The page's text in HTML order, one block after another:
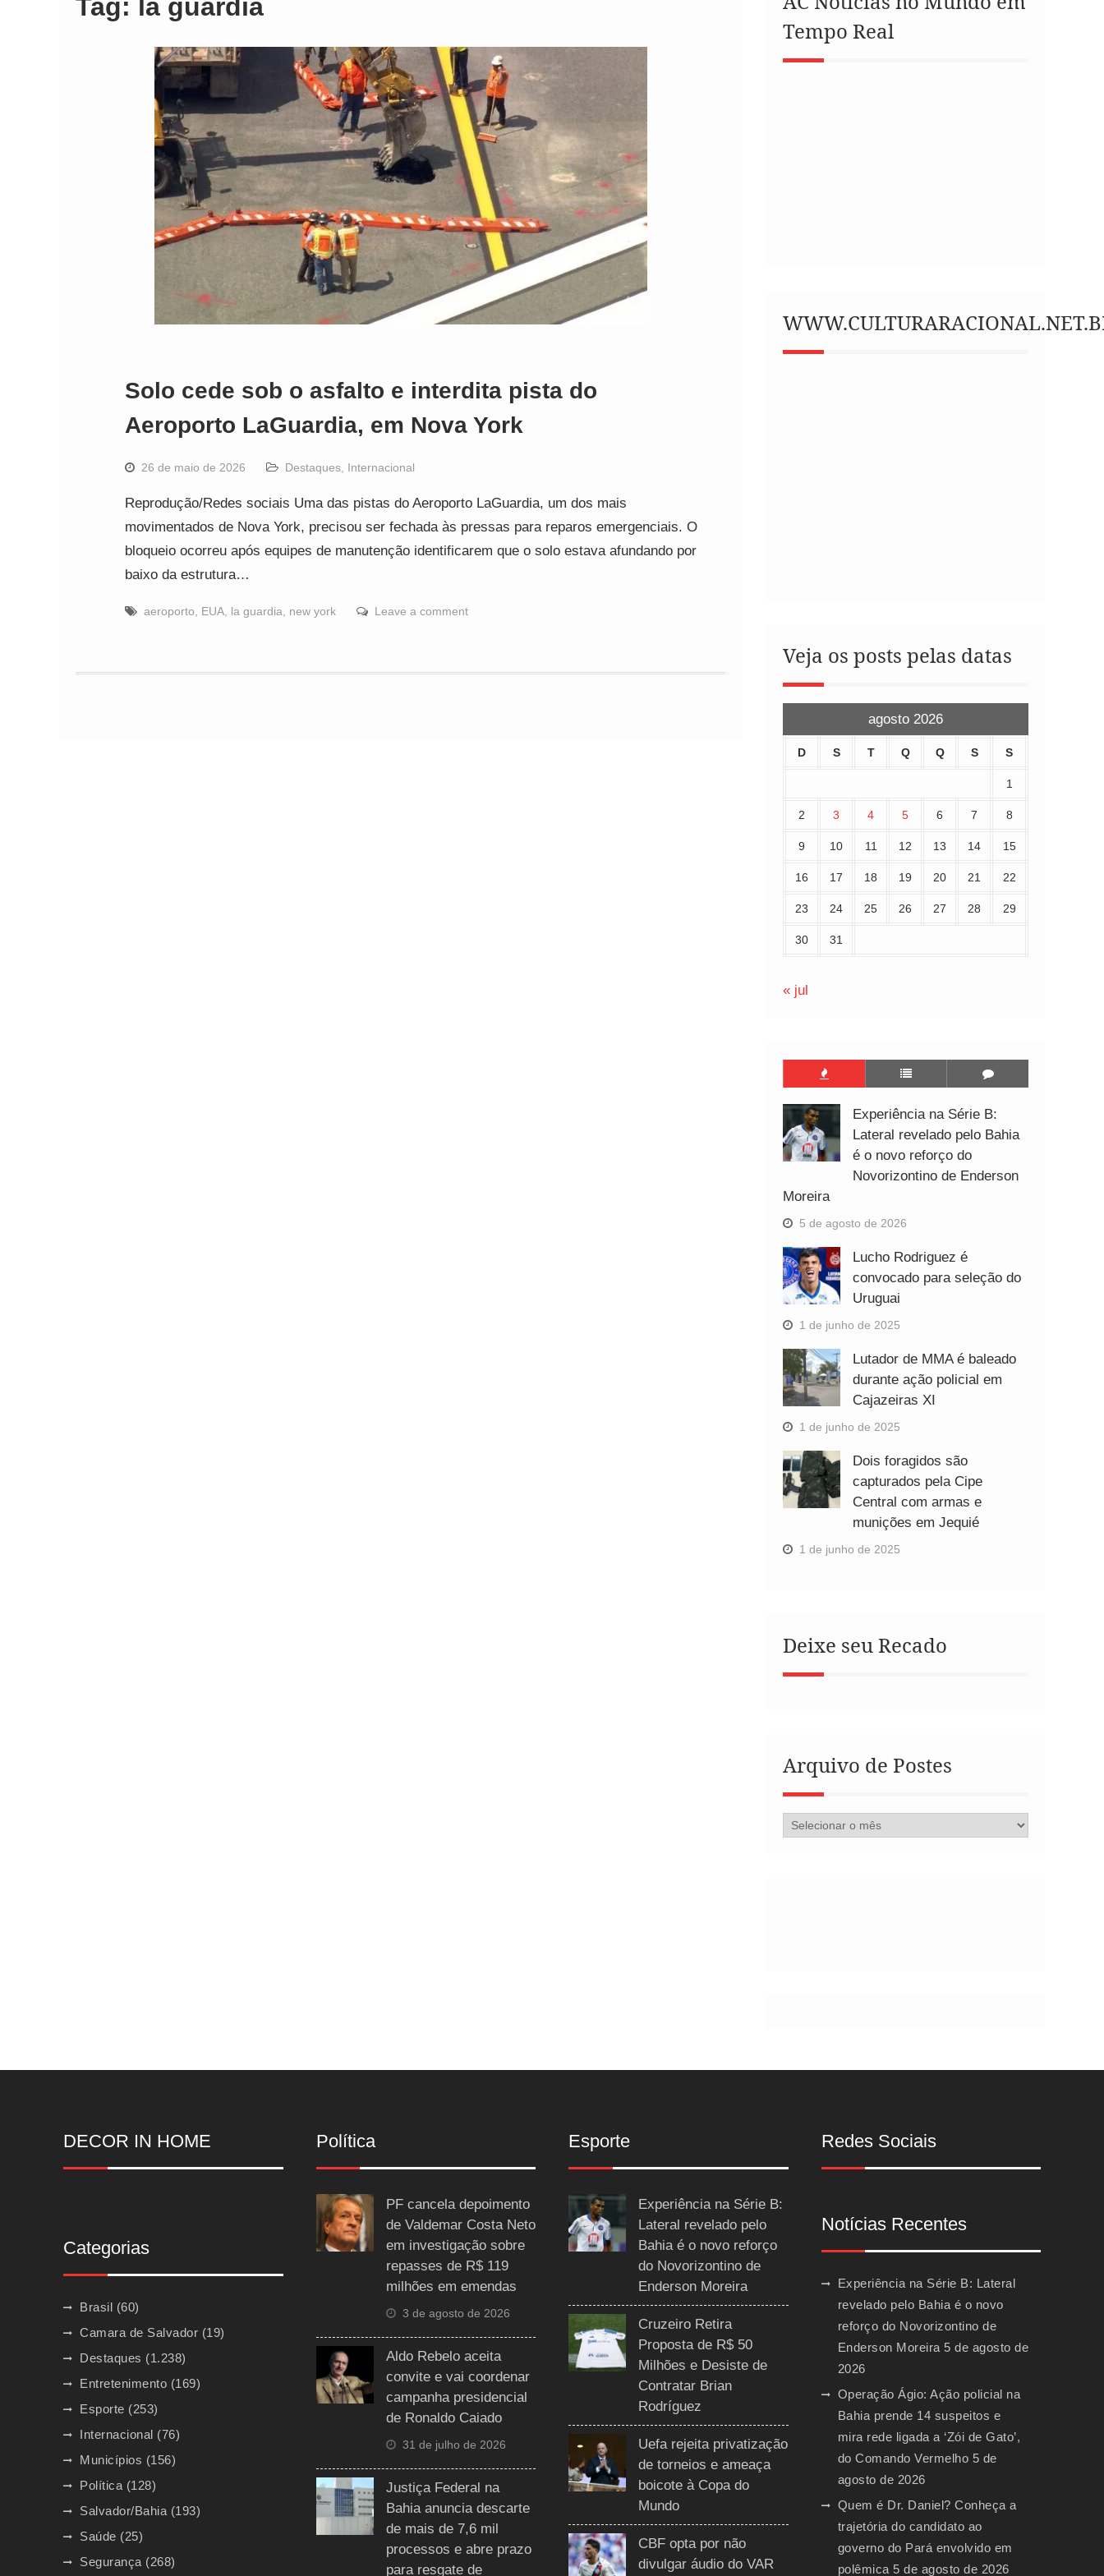
Tag: la guardia
Solo cede sob o asfalto e interdita pista do
Aeroporto LaGuardia, em Nova York
26 de maio de 2026 Destaques Internacional
Reprodução/Redes sociais Uma das pistas do Aeroporto LaGuardia, um dos mais
movimentados de Nova York, precisou ser fechada às pressas para reparos emergenciais. O
bloqueio ocorreu após equipes de manutenção identificarem que o solo estava afundando por
baixo da estrutura…
aeroporto EUA la guardia new york Leave a comment
Tempo Real
Veja os posts pelas datas
agosto 2026
D S T Q Q S S
1
2 3 4 5 6 7 8
9 10 11 12 13 14 15
16 17 18 19 20 21 22
23 24 25 26 27 28 29
30 31
« jul
Experiência na Série B:
Lateral revelado pelo Bahia
é o novo reforço do
Novorizontino de Enderson
Moreira
5 de agosto de 2026
Lucho Rodriguez é
convocado para seleção do
Uruguai
1 de junho de 2025
Lutador de MMA é baleado
durante ação policial em
Cajazeiras XI
1 de junho de 2025
Dois foragidos são
capturados pela Cipe
Central com armas e
munições em Jequié
1 de junho de 2025
Deixe seu Recado
Arquivo de Postes
Arquivo
DECOR IN HOME
Categorias
Brasil (60)
Camara de Salvador (19)
Destaques (1.238)
Entretenimento (169)
Esporte (253)
Internacional (76)
Municípios (156)
Política (128)
Salvador/Bahia (193)
Saúde (25)
Segurança (268)
Política
PF cancela depoimento
de Valdemar Costa Neto
em investigação sobre
repasses de R$ 119
milhões em emendas
3 de agosto de 2026
Aldo Rebelo aceita
convite e vai coordenar
campanha presidencial
de Ronaldo Caiado
31 de julho de 2026
Justiça Federal na
Bahia anuncia descarte
de mais de 7,6 mil
processos e abre prazo
para resgate de
Esporte
Experiência na Série B:
Lateral revelado pelo
Bahia é o novo reforço
do Novorizontino de
Enderson Moreira
Cruzeiro Retira
Proposta de R$ 50
Milhões e Desiste de
Contratar Brian
Rodríguez
Uefa rejeita privatização
de torneios e ameaça
boicote à Copa do
Mundo
CBF opta por não
divulgar áudio do VAR
Redes Sociais
Notícias Recentes
Experiência na Série B: Lateral
revelado pelo Bahia é o novo
reforço do Novorizontino de
Enderson Moreira 5 de agosto de
2026
Operação Ágio: Ação policial na
Bahia prende 14 suspeitos e
mira rede ligada a ‘Zói de Gato’,
do Comando Vermelho 5 de
agosto de 2026
Quem é Dr. Daniel? Conheça a
trajetória do candidato ao
governo do Pará envolvido em
polêmica 5 de agosto de 2026